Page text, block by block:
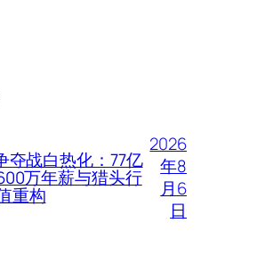
夺战白热化：77亿
万年薪与猎头行
重构
2026
年8
月6
日